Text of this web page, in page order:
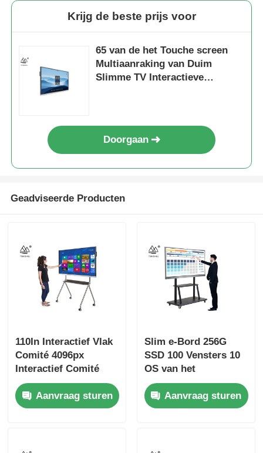
Krijg de beste prijs voor
65 van de het Touche screen
Multiaanraking van Duim
Slimme TV Interactieve
Doorgaan
Geadviseerde Producten
110In Interactief Vlak
Comité 4096px
Interactief Comité
voor Klaslokaal
Aanvraag sturen
Slim e-Bord 256G
SSD 100 Vensters 10
OS van het
Duimtouche screen
Aanvraag sturen